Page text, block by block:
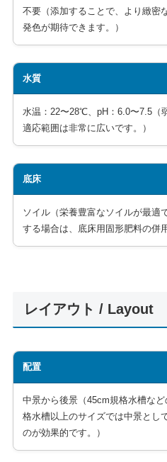
不要（添加することで、より緻密
発色が期待できます。）
水質
水温：22〜28℃、pH：6.0〜7.5（
適応範囲は非常に広いです。）
底床
ソイル（栄養豊富なソイルが最適
する場合は、底床用固形肥料の併
レイアウト / Layout
配置
中景から後景（45cm規格水槽な
格水槽以上のサイズでは中景とし
のが効果的です。）